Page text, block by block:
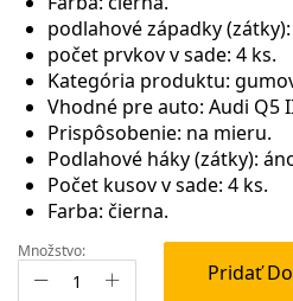
podlahové západky
počet prvkov v sade: 4 ks.
Kategória produktu:
Vhodné pre auto: Audi Q5
Prispôsobenie: na mieru.
Podlahové háky (zátky):
Počet kusov v sade: 4 ks.
Farba: čierna.
Množstvo:
Pridať